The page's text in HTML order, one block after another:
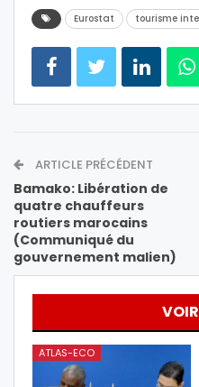
Eurostat tourisme
ARTICLE PRÉCÉDENT
Bamako: Libération de
quatre chauffeurs
routiers marocains
(Communiqué du
gouvernement malien)
ATLAS-ECO